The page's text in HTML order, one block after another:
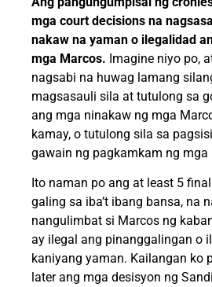
mga court decisions na
nakaw na yaman o ilegalidad
mga Marcos. Imagine niyo po,
nagsabi na huwag lamang
magsasauli sila at tutulong sa
ang mga ninakaw ng mga
kamay, o tutulong sila sa
gawain ng pagkamkam ng mga
Ito naman po ang at least 5
galing sa iba’t ibang bansa, na
nangulimbat si Marcos ng
ay ilegal ang pinanggalingan o
kaniyang yaman. Kailangan ko
later ang mga desisyon ng